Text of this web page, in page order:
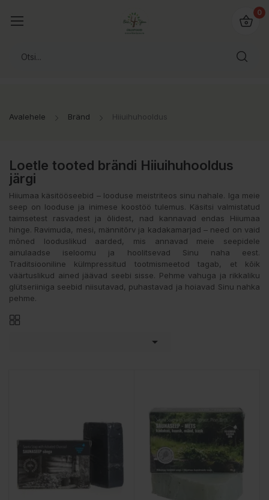
0
Avalehele Bränd Hiiuihuhooldus
Loetle tooted brändi Hiiuihuhooldus
järgi
Hiiumaa käsitööseebid – looduse meistriteos sinu nahale. Iga meie
seep on looduse ja inimese koostöö tulemus. Käsitsi valmistatud
taimsetest rasvadest ja õlidest, nad kannavad endas Hiiumaa
hinge. Ravimuda, mesi, männitõrv ja kadakamarjad – need on vaid
mõned looduslikud aarded, mis annavad meie seepidele
ainulaadse iseloomu ja hoolitsevad Sinu naha eest.
Traditsiooniline külmpressitud tootmismeetod tagab, et kõik
väärtuslikud ained jäävad seebi sisse. Pehme vahuga ja rikkaliku
glütseriiniga seebid niisutavad, puhastavad ja hoiavad Sinu nahka
pehme.
